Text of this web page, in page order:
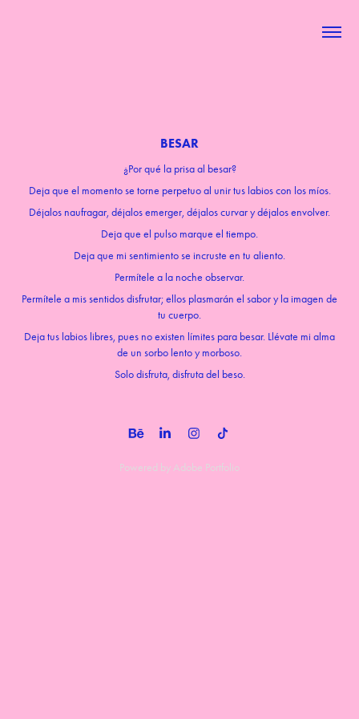
BESAR
¿Por qué la prisa al besar?
Deja que el momento se torne perpetuo al unir tus labios con los míos.
Déjalos naufragar, déjalos emerger, déjalos curvar y déjalos envolver.
Deja que el pulso marque el tiempo.
Deja que mi sentimiento se incruste en tu aliento.
Permítele a la noche observar.
Permítele a mis sentidos disfrutar; ellos plasmarán el sabor y la imagen de
tu cuerpo.
Deja tus labios libres, pues no existen límites para besar. Llévate mi alma
de un sorbo lento y morboso.
Solo disfruta, disfruta del beso.
Powered byAdobe Portfolio